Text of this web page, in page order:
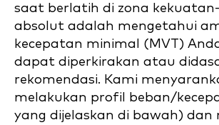
saat berlatih di zona
absolut adalah mengetahui
kecepatan minimal (MVT)
dapat diperkirakan atau
rekomendasi. Kami
melakukan profil beban/
yang dijelaskan di bawah) dan